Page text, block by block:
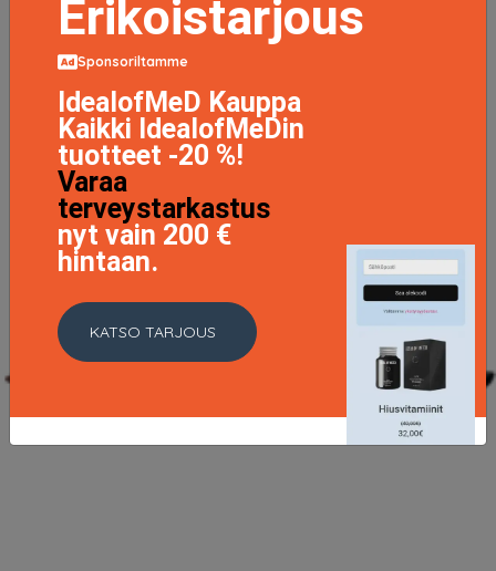
Erikoistarjous
Sponsoriltamme
IdealofMeD Kauppa
Kaikki IdealofMeDin
tuotteet -20 %!
Varaa
terveystarkastus
nyt vain 200 €
hintaan.
KATSO TARJOUS